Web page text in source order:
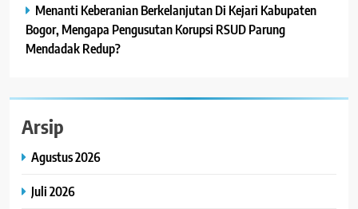
Menanti Keberanian Berkelanjutan Di Kejari Kabupaten
Bogor, Mengapa Pengusutan Korupsi RSUD Parung
Mendadak Redup?
Arsip
Agustus 2026
Juli 2026